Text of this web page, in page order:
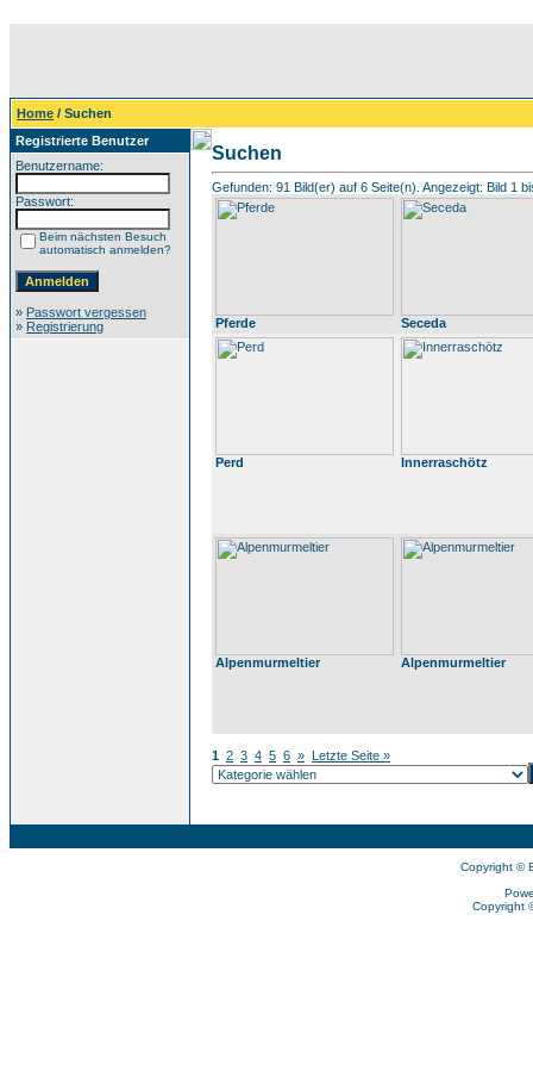
Home / Suchen
Registrierte Benutzer
Benutzername:
Passwort:
Beim nächsten Besuch
automatisch anmelden?
» Passwort vergessen
» Registrierung
Suchen
Gefunden: 91 Bild(er) auf 6 Seite(n). Angezeigt: Bild 1
Pferde Seceda
Perd Innerraschötz
Alpenmurmeltier Alpenmurmeltier
1 2 3 4 5 6 » Letzte Seite »
Copyright ©
Copyright